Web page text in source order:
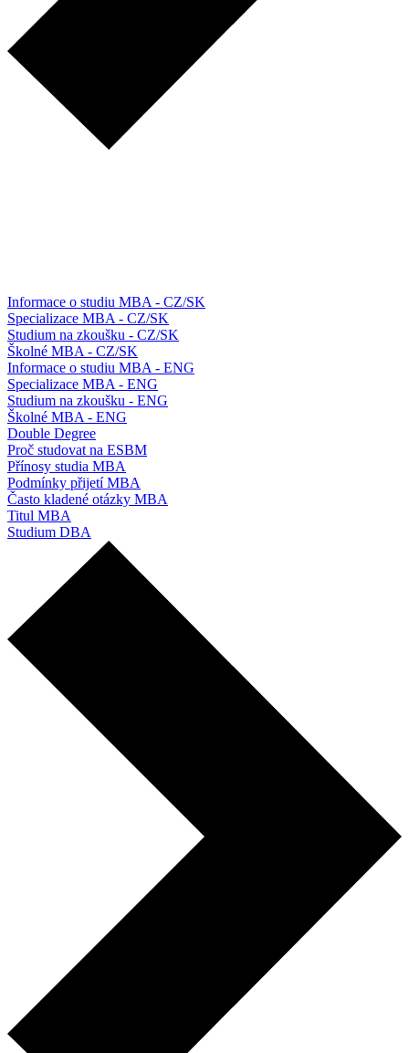
Informace o studiu MBA - CZ/SK
Specializace MBA - CZ/SK
Studium na zkoušku - CZ/SK
Školné MBA - CZ/SK
Informace o studiu MBA - ENG
Specializace MBA - ENG
Studium na zkoušku - ENG
Školné MBA - ENG
Double Degree
Proč studovat na ESBM
Přínosy studia MBA
Podmínky přijetí MBA
Často kladené otázky MBA
Titul MBA
Studium DBA